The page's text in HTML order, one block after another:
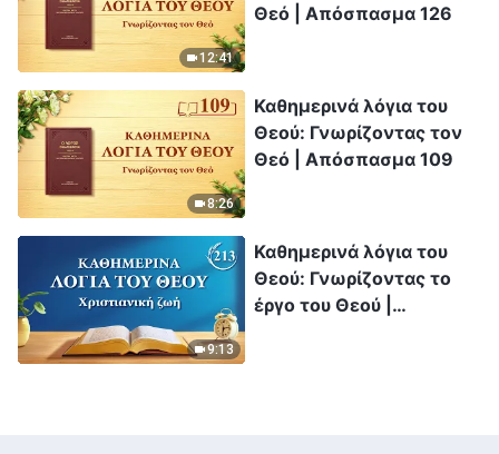
12:41
Θεό | Απόσπασμα 126
8:26
Καθημερινά λόγια του
Θεού: Γνωρίζοντας τον
Θεό | Απόσπασμα 109
9:13
Καθημερινά λόγια του
Θεού: Γνωρίζοντας το
έργο του Θεού |